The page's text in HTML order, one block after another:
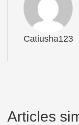
Catiusha123
Articles